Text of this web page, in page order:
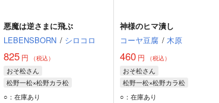
悪魔は逆さまに飛ぶ
LEBENSBORN / シロコロ
825 円 （税込）
おそ松さん
松野一松×松野カラ松
松野カラ松
○：在庫あり
神様のヒマ潰し
コーヤ豆腐 / 木原
460円 （税込）
おそ松さん
松野一松×松野カラ松
松野一松
○：在庫あり